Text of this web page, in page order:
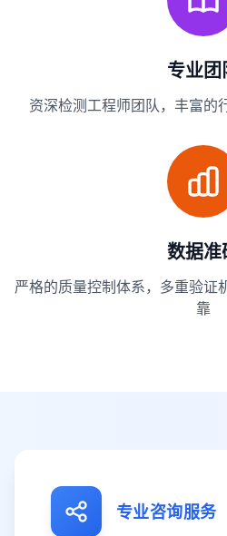
专业团
资深检测工程师团队，丰富的
数据准
严格的质量控制体系，多重验证
靠
专业咨询服务